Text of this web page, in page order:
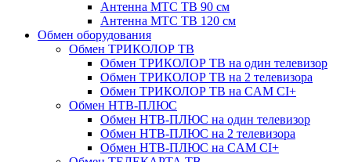
Антенна МТС ТВ 90 см
Антенна МТС ТВ 120 см
Обмен оборудования
Обмен ТРИКОЛОР ТВ
Обмен ТРИКОЛОР ТВ на один телевизор
Обмен ТРИКОЛОР ТВ на 2 телевизора
Обмен ТРИКОЛОР ТВ на CAM CI+
Обмен НТВ-ПЛЮС
Обмен НТВ-ПЛЮС на один телевизор
Обмен НТВ-ПЛЮС на 2 телевизора
Обмен НТВ-ПЛЮС на CAM CI+